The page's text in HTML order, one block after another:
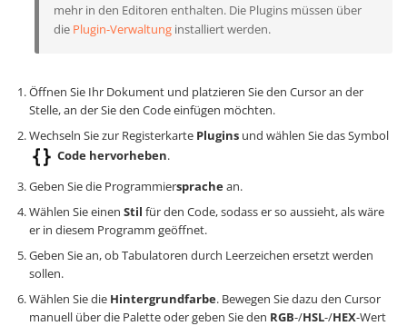
mehr in den Editoren enthalten. Die Plugins müssen über
die Plugin-Verwaltung installiert werden.
Öffnen Sie Ihr Dokument und platzieren Sie den Cursor an der
Stelle, an der Sie den Code einfügen möchten.
Wechseln Sie zur Registerkarte Plugins und wählen Sie das Symbol
Code hervorheben.
Geben Sie die Programmiersprachean.
Wählen Sie einen Stil für den Code, sodass er so aussieht, als wäre
er in diesem Programm geöffnet.
Geben Sie an, ob Tabulatoren durch Leerzeichen ersetzt werden
sollen.
Wählen Sie die Hintergrundfarbe. Bewegen Sie dazu den Cursor
manuell über die Palette oder geben Sie den RGB-/HSL-/HEX-Wert